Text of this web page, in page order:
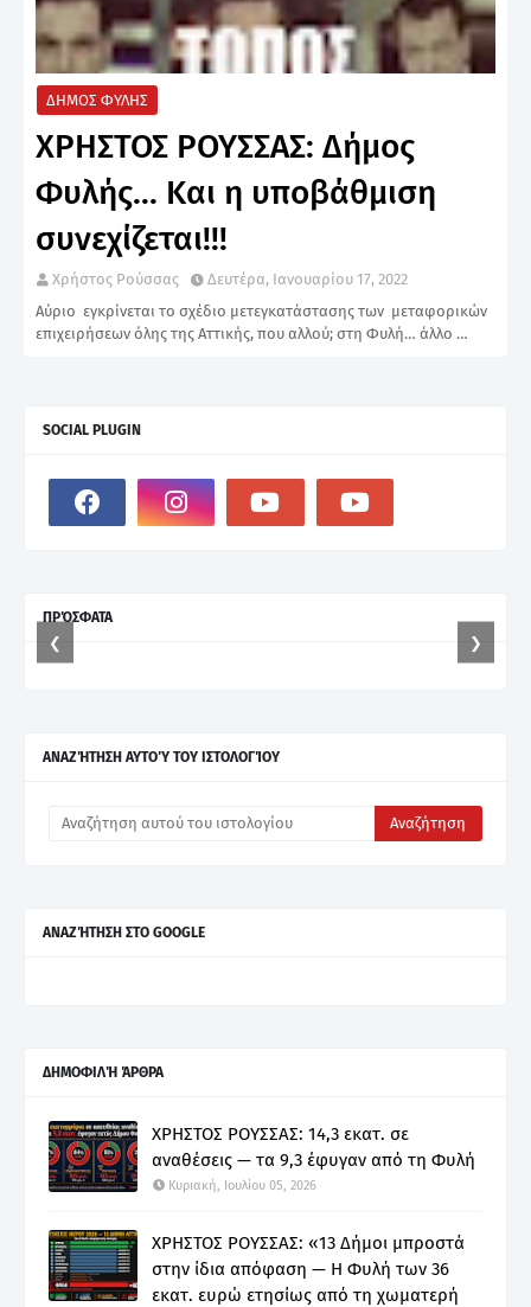
ΔΗΜΟΣ ΦΥΛΗΣ
ΧΡΗΣΤΟΣ ΡΟΥΣΣΑΣ: Δήμος
Φυλής... Και η υποβάθμιση
συνεχίζεται!!!
Χρήστος Ρούσσας
Δευτέρα, Ιανουαρίου 17, 2022
Αύριο εγκρίνεται το σχέδιο μετεγκατάστασης των μεταφορικών
επιχειρήσεων όλης της Αττικής, που αλλού; στη Φυλή… άλλο …
SOCIAL PLUGIN
ΠΡΌΣΦΑΤΑ
❮ ❯
ΑΝΑΖΉΤΗΣΗ ΑΥΤΟΎ ΤΟΥ ΙΣΤΟΛΟΓΊΟΥ
ΑΝΑΖΉΤΗΣΗ ΣΤΟ GOOGLE
ΔΗΜΟΦΙΛΉ ΆΡΘΡΑ
ΧΡΗΣΤΟΣ ΡΟΥΣΣΑΣ: 14,3 εκατ. σε
αναθέσεις — τα 9,3 έφυγαν από τη Φυλή
Κυριακή, Ιουλίου 05, 2026
ΧΡΗΣΤΟΣ ΡΟΥΣΣΑΣ: «13 Δήμοι μπροστά
στην ίδια απόφαση — Η Φυλή των 36
εκατ. ευρώ ετησίως από τη χωματερή